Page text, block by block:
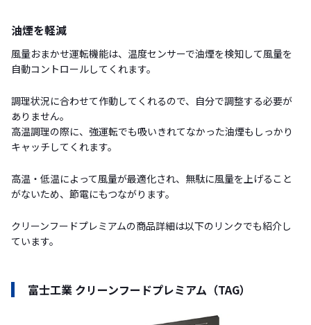
油煙を軽減
風量おまかせ運転機能は、温度センサーで油煙を検知して風量を
自動コントロールしてくれます。
調理状況に合わせて作動してくれるので、自分で調整する必要が
ありません。
高温調理の際に、強運転でも吸いきれてなかった油煙もしっかり
キャッチしてくれます。
高温・低温によって風量が最適化され、無駄に風量を上げること
がないため、節電にもつながります。
クリーンフードプレミアムの商品詳細は以下のリンクでも紹介し
ています。
富士工業 クリーンフードプレミアム（TAG）